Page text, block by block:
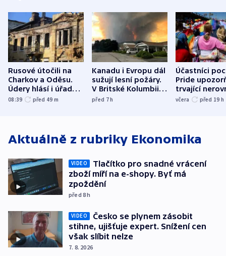
Rusové útočili na
Charkov a Oděsu.
Údery hlásí i úřady v
Bělgorodu
08:39 před 49 m
Kanadu i Evropu dál
sužují lesní požáry.
V Britské Kolumbii
evakuovali tisíce lidí
před 7h
Účastníci
Pride
trvající
včera před 19 h
Aktuálně z rubriky Ekonomika
VIDEO
Tlačítko pro snadné vrácení
zboží míří na e-shopy. Byť má
zpoždění
před 8h
VIDEO
Česko se plynem zásobit
stihne, ujišťuje expert. Snížení cen
však slíbit nelze
7. 8. 2026